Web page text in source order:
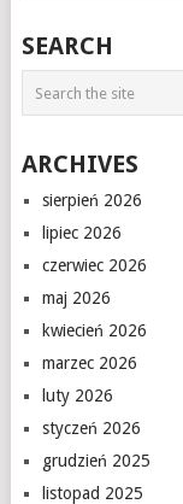
SEARCH
ARCHIVES
sierpień 2026
lipiec 2026
czerwiec 2026
maj 2026
kwiecień 2026
marzec 2026
luty 2026
styczeń 2026
grudzień 2025
listopad 2025